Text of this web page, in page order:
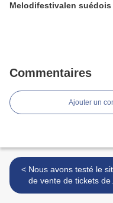
Melodifestivalen
Commentaires
Ajouter un
< Nous avons testé le site
de vente de tickets de
l'Eurovision